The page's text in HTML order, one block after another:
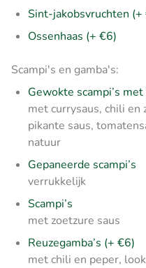
Sint-jakobsvruchten (+
Ossenhaas (+ €6)
Scampi's en gamba's:
Gewokte scampi’s
met currysaus, chili en
pikante saus,
natuur
Gepaneerde scampi’s
verrukkelijk
Scampi’s
met zoetzure saus
Reuzegamba’s (+ €6)
met chili en peper,